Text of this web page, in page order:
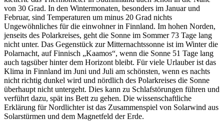
von 30 Grad. In den Wintermonaten, besonders im Januar und
Februar, sind Temperaturen um minus 20 Grad nichts
Ungewöhnliches für die einwohner in Finnland. Im hohen Norden,
jenseits des Polarkreises, geht die Sonne im Sommer 73 Tage lang
nicht unter. Das Gegenstück zur Mitternachtssonne ist im Winter die
Polarnacht, auf Finnisch „Kaamos“, wenn die Sonne 51 Tage lang
auch tagsüber hinter dem Horizont bleibt. Für viele Urlauber ist das
Klima in Finnland im Juni und Juli am schönsten, wenn es nachts
nicht richtig dunkel wird und nördlich des Polarkreises die Sonne
überhaupt nicht untergeht. Dies kann zu Schlafstörungen führen und
verführt dazu, spät ins Bett zu gehen. Die wissenschaftliche
Erklärung für Nordlichter ist das Zusammenspiel von Solarwind aus
Solarstürmen und dem Magnetfeld der Erde.